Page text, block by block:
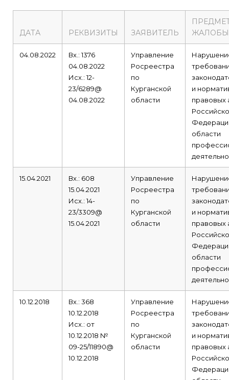
ДАТА РЕКВИЗИТЫ ЗАЯВИТЕЛЬ
ЖАЛОБЫ
04.08.2022
Вх.: 1376
04.08.2022
Исх.: 12-
23/6289@
04.08.2022
Управление
Росреестра
по
Курганской
области
и
правовых
области
15.04.2021
Вх.: 608
15.04.2021
Исх.: 14-
23/3309@
15.04.2021
Управление
Росреестра
по
Курганской
области
и
правовых
области
10.12.2018
Вх.: 368
10.12.2018
Исх.: от
10.12.2018 №
09-25/11890@
10.12.2018
Управление
Росреестра
по
Курганской
области
и
правовых